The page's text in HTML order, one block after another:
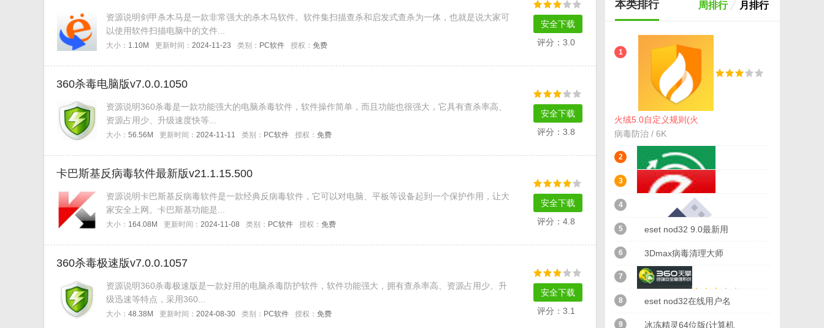
资源说明剑甲杀木马是一款非常强大的杀木马软件。软件集扫描查杀和启发式查杀为一体，也就是说大家可
以使用软件扫描电脑中的文件...
大小： 1.10M 更新时间： 2024-11-23 类别： PC软件 授权： 免费
安全下载
评分：3.0
360杀毒电脑版v7.0.0.1050
资源说明360杀毒是一款功能强大的电脑杀毒软件，软件操作简单，而且功能也很强大，它具有查杀率高、
资源占用少、升级速度快等...
大小： 56.56M 更新时间： 2024-11-11 类别： PC软件 授权： 免费
安全下载
评分：3.8
卡巴斯基反病毒软件最新版v21.1.15.500
资源说明卡巴斯基反病毒软件是一款经典反病毒软件，它可以对电脑、平板等设备起到一个保护作用，让大
家安全上网。卡巴斯基功能是...
大小： 164.08M 更新时间： 2024-11-08 类别： PC软件 授权： 免费
安全下载
评分：4.8
360杀毒极速版v7.0.0.1057
资源说明360杀毒极速版是一款好用的电脑杀毒防护软件，软件功能强大，拥有查杀率高、资源占用少、升
级迅速等特点，采用360...
大小： 48.38M 更新时间： 2024-08-30 类别： PC软件 授权： 免费
安全下载
评分：3.1
本类排行 周排行 月排行
1
火绒5.0自定义规则(火
绒导入规则方法) 最新
版
病毒防治 / 6K
2
Max杀毒卫士完美版(电
脑病毒查杀)v1.8 免费版
3
小红伞2018激活码(所有
版本通用秘钥) 绿色版
4
usbkiller无需注册码版
(usbkiller企业版) v2017
5
eset nod32 9.0最新用
6
7
8
9 冰冻精灵64位版(计算机